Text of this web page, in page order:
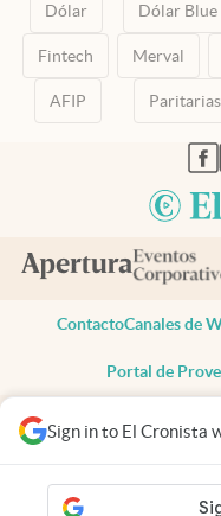
Sign in to El Cronista
Dólar Dólar Blue
Fintech Merval
AFIP Paritarias
ContactoCanales de
Portal de
Todos